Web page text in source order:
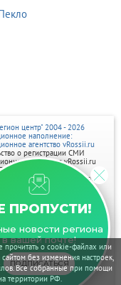
прочитать о cookie-файлах или
без изменения настроек,
Все собранные при помощи
территории РФ.
ПРОПУСТИ!
новости региона
в вашей почте!
ПОДПИСАТЬСЯ
центр" 2004 - 2026
наполнение:
агентство vRossii.ru
о регистрации СМИ
агентства vRossii.ru
04 марта
редактора Нарыков А. Н.
портале размещаются на
портале:
агентство "Умный маркетинг"
267-70-40,
публикации могут содержать
не предназначенную для
до 18 лет.
отношении обработки